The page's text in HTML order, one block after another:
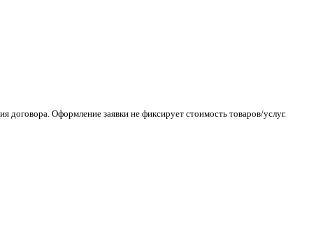
Оформление заявки не фиксирует стоимость товаров/услуг.